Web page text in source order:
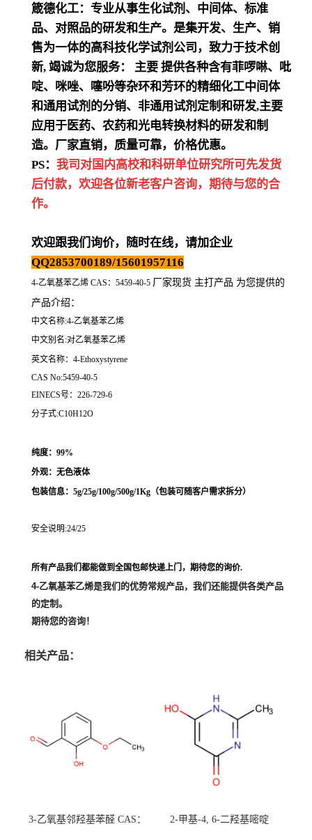
箴德化工：专业从事生化试剂、中间体、标准
品、对照品的研发和生产。是集开发、生产、销
售为一体的高科技化学试剂公司，致力于技术创
新, 竭诚为您服务： 主要 提供各种含有菲啰啉、吡
啶、咪唑、噻吩等杂环和芳环的精细化工中间体
和通用试剂的分销、非通用试剂定制和研发,主要
应用于医药、农药和光电转换材料的研发和制
造。厂家直销，质量可靠，价格优惠。
PS： 我司对国内高校和科研单位研究所可先发货
后付款，欢迎各位新老客户咨询，期待与您的合
作。
欢迎跟我们询价，随时在线，请加企业
QQ2853700189/15601957116
4-乙氧基苯乙烯 CAS：5459-40-5 厂家现货 主打产品 为您提供的
产品介绍 ：
中文名称:4-乙氧基苯乙烯
中文别名:对乙氧基苯乙烯
英文名称：4-Ethoxystyrene
CAS No:5459-40-5
EINECS号：226-729-6
分子式:C10H12O
纯度：99%
外观：无色液体
包装信息：5g/25g/100g/500g/1Kg（包装可随客户需求拆分）
安全说明:24/25
所有产品我们都能做到全国包邮快递上门，期待您的询价.
4-乙氧基苯乙烯是我们的优势常规产品，我们还能提供各类产品
的定制。
期待您的咨询！
相关产品：
3-乙氧基邻羟基苯醛 CAS：
2-甲基-4, 6-二羟基嘧啶